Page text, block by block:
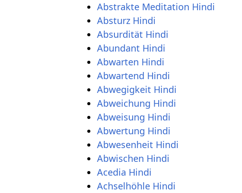
Abstrakte Meditation Hindi
Absturz Hindi
Absurdität Hindi
Abundant Hindi
Abwarten Hindi
Abwartend Hindi
Abwegigkeit Hindi
Abweichung Hindi
Abweisung Hindi
Abwertung Hindi
Abwesenheit Hindi
Abwischen Hindi
Acedia Hindi
Achselhöhle Hindi